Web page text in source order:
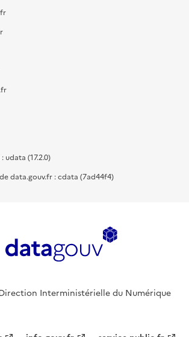
udata (17.2.0)
data.gouv.fr : cdata (7ad44f4)
Interministérielle du Numérique